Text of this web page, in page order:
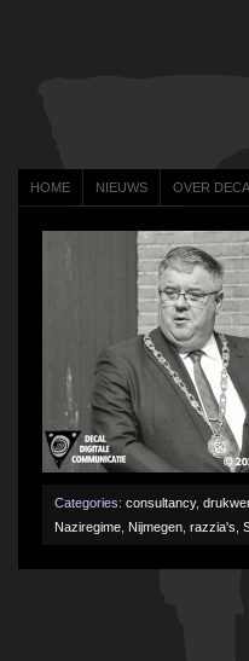
HOME NIEUWS OVER
Categories: consultancy,
Naziregime Nijmegen razzia's